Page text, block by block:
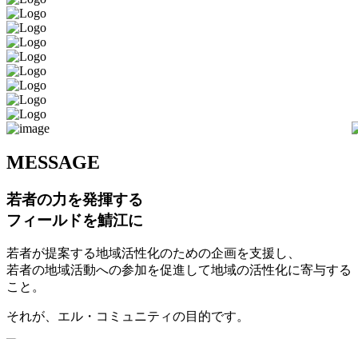
MESSAGE
若者の力を発揮する
フィールドを鯖江に
若者が提案する地域活性化のための企画を支援し、
若者の地域活動への参加を促進して地域の活性化に寄与する
こと。
それが、エル・コミュニティの目的です。